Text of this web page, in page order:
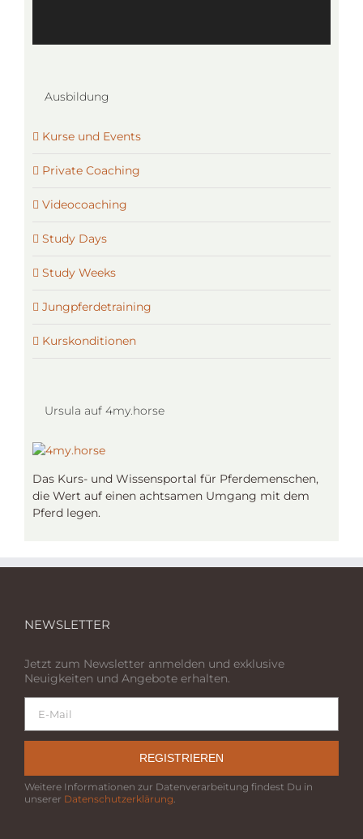
Ausbildung
Kurse und Events
Private Coaching
Videocoaching
Study Days
Study Weeks
Jungpferdetraining
Kurskonditionen
Ursula auf 4my.horse
Das Kurs- und Wissensportal für Pferdemenschen,
die Wert auf einen achtsamen Umgang mit dem
Pferd legen.
NEWSLETTER
Jetzt zum Newsletter anmelden und exklusive
Neuigkeiten und Angebote erhalten.
REGISTRIEREN
Weitere Informationen zur Datenverarbeitung findest Du in
unserer Datenschutzerklärung